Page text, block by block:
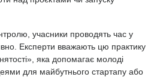
учасники проводять час у
Експерти вважають цю практику
яка допомагає молоді
для майбутнього стартапу або